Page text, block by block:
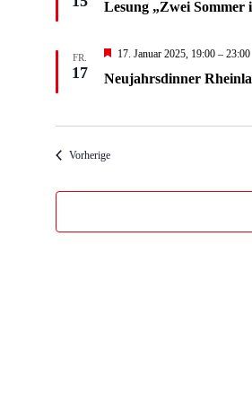
Lesung „Zwei Sommer
FR.
17 Neujahrsdinner
Hervorgehoben
17. Januar 2025, 19:00– 23:00
VorherigeVeranstaltungen